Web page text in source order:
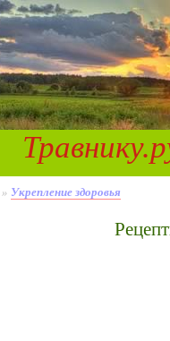
» Укрепление здоровья